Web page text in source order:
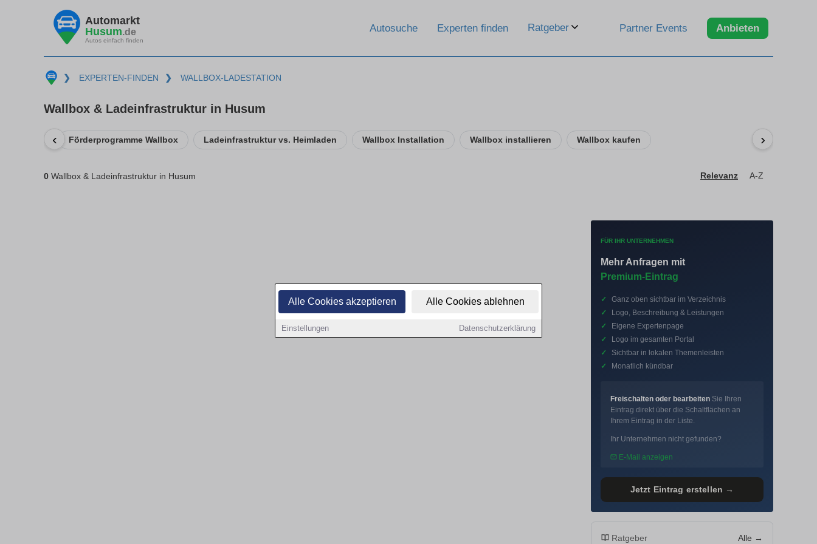
Alle Cookies akzeptieren Alle Cookies ablehnen
Einstellungen Datenschutzerklärung
Automarkt
Husum.de
Autos einfach finden
Autosuche Experten finden Ratgeber Partner Events Anbieten
❯ EXPERTEN-FINDEN ❯ WALLBOX-LADESTATION
Wallbox & Ladeinfrastruktur in Husum
‹ Förderprogramme Wallbox Ladeinfrastruktur vs. Heimladen Wallbox Installation Wallbox installieren Wallbox kaufen ›
0 Wallbox & Ladeinfrastruktur in Husum Relevanz A-Z
FÜR IHR UNTERNEHMEN
Mehr Anfragen mit
Premium-Eintrag
✓
Ganz oben sichtbar im Verzeichnis
✓
Logo, Beschreibung & Leistungen
✓
Eigene Expertenpage
✓
Logo im gesamten Portal
✓
Sichtbar in lokalen Themenleisten
✓
Monatlich kündbar
Freischalten oder bearbeiten Sie Ihren
Eintrag direkt über die Schaltflächen an
Ihrem Eintrag in der Liste.
Ihr Unternehmen nicht gefunden?
E-Mail anzeigen
Jetzt Eintrag erstellen →
Ratgeber Alle →